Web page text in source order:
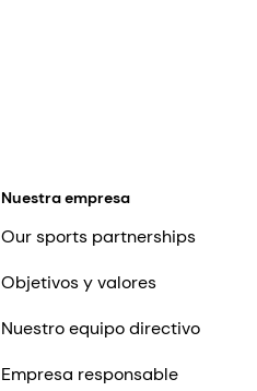
Nuestra empresa
Our sports partnerships
Objetivos y valores
Nuestro equipo directivo
Empresa responsable